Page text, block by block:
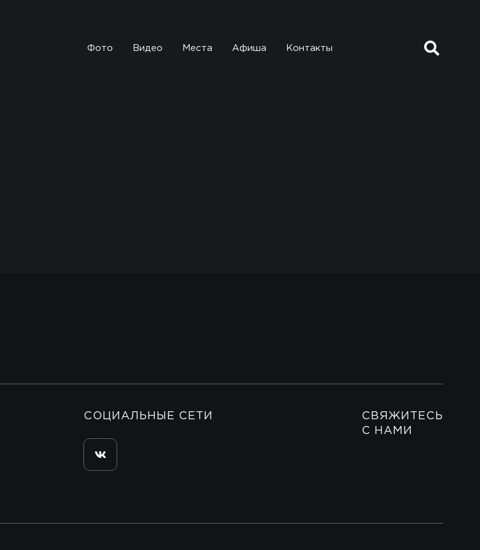
Фото Видео Места Афиша Контакты
СОЦИАЛЬНЫЕ СЕТИ
СВЯЖИТЕСЬ
С НАМИ